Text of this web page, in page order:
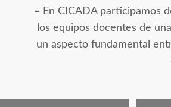
= En CICADA participamos
los equipos docentes de
un aspecto fundamental